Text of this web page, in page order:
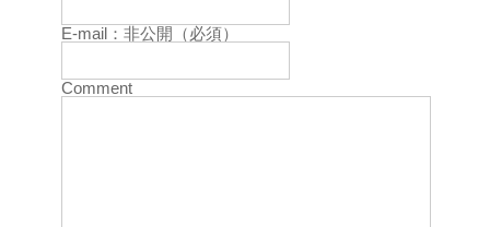
E-mail：非公開（必須）
Comment